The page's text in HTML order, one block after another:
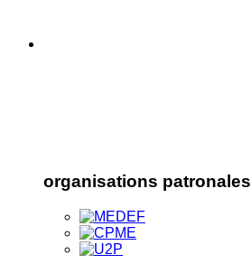
organisations patronales